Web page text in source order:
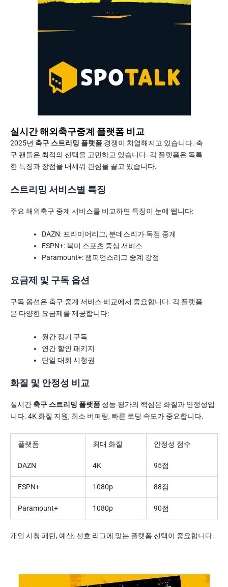
실시간 해외축구중계 플랫폼 비교
2025년 축구 스트리밍 플랫폼 경쟁이 치열해지고 있습니다. 축
구 팬들은 최적의 선택을 고민하고 있습니다. 각 플랫폼은 독특
한 특징과 장점을 내세워 관심을 끌고 있습니다.
스트리밍 서비스별 특징
주요 해외축구 중계 서비스를 비교하면 특징이 눈에 띕니다:
DAZN: 프리미어리그, 분데스리가 독점 중계
ESPN+: 북미 스포츠 중심 서비스
Paramount+: 챔피언스리그 중계 강점
요금제 및 구독 옵션
구독 옵션은 축구 중계 서비스 비교에서 중요합니다. 각 플랫폼
은 다양한 요금제를 제공합니다:
월간 정기 구독
연간 할인 패키지
단일 대회 시청권
화질 및 안정성 비교
실시간 축구 스트리밍 플랫폼 성능 평가의 핵심은 화질과 안정성입
니다. 4K 화질 지원, 최소 버퍼링, 빠른 로딩 속도가 중요합니다.
플랫폼 최대 화질 안정성 점수
DAZN 4K 95점
ESPN+ 1080p 88점
Paramount+ 1080p 90점
개인 시청 패턴, 예산, 선호 리그에 맞는 플랫폼 선택이 중요합니다.